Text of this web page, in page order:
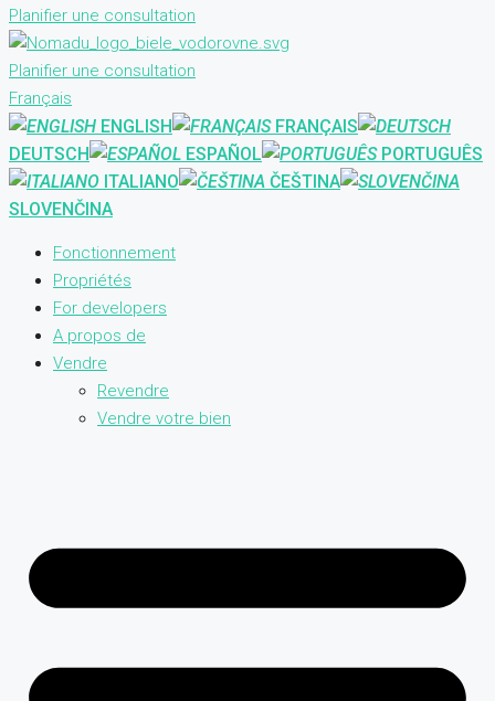
Planifier une consultation
Planifier une consultation
Français
ENGLISH
FRANÇAIS
DEUTSCH
ESPAÑOL
PORTUGUÊS
ITALIANO
ČEŠTINA
SLOVENČINA
Fonctionnement
Propriétés
For developers
A propos de
Vendre
Revendre
Vendre votre bien